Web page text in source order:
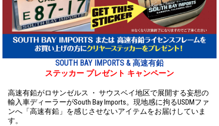
SOUTH BAY IMPORTS & 高速有鉛
ステッカー プレゼント キャンペーン
高速有鉛がロサンゼルス ・ サウスベイ地区で展開する妄想の
輸入車ディーラーがSouth Bay Imports。現地感に拘るUSDMファ
ンへ「高速有鉛」を感じさせないアイテムをお届けしていま
す。